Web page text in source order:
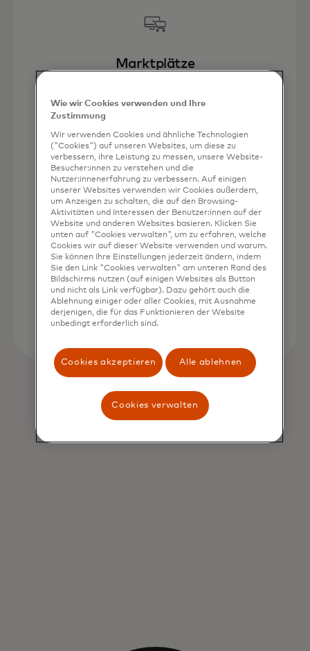
Marktplätze
Entwickler
Nahtlose Integration
Erfahren Sie mehr wird in einer neuen
Wie wir Cookies verwenden und Ihre
Zustimmung
Wir verwenden Cookies und ähnliche Technologien
("Cookies") auf unseren Websites, um diese zu
verbessern, ihre Leistung zu messen, unsere Website-
Besucher:innen zu verstehen und die
Nutzer:innenerfahrung zu verbessern. Auf einigen
unserer Websites verwenden wir Cookies außerdem,
um Anzeigen zu schalten, die auf den Browsing-
Aktivitäten und Interessen der Benutzer:innen auf der
Website und anderen Websites basieren. Klicken Sie
unten auf "Cookies verwalten", um zu erfahren, welche
Cookies wir auf dieser Website verwenden und warum.
Sie können Ihre Einstellungen jederzeit ändern, indem
Sie den Link "Cookies verwalten" am unteren Rand des
Bildschirms nutzen (auf einigen Websites als Button
und nicht als Link verfügbar). Dazu gehört auch die
Ablehnung einiger oder aller Cookies, mit Ausnahme
derjenigen, die für das Funktionieren der Website
unbedingt erforderlich sind.
Cookies akzeptieren Alle ablehnen
Cookies verwalten